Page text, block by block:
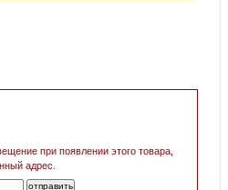
при появлении этого товара,
адрес.